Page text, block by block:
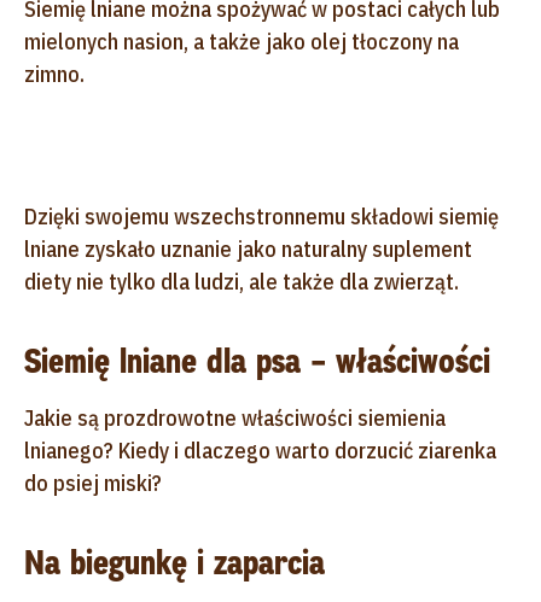
Siemię lniane można spożywać w postaci całych lub
mielonych nasion, a także jako olej tłoczony na
zimno.
Dzięki swojemu wszechstronnemu składowi siemię
lniane zyskało uznanie jako naturalny suplement
diety nie tylko dla ludzi, ale także dla zwierząt.
Siemię lniane dla psa – właściwości
Jakie są prozdrowotne właściwości siemienia
lnianego? Kiedy i dlaczego warto dorzucić ziarenka
do psiej miski?
Na biegunkę i zaparcia